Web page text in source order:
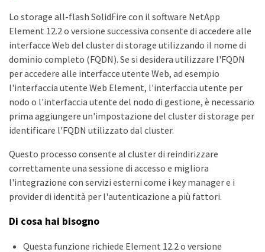
Lo storage all-flash SolidFire con il software NetApp
Element 12.2 o versione successiva consente di accedere alle
interfacce Web del cluster di storage utilizzando il nome di
dominio completo (FQDN). Se si desidera utilizzare l'FQDN
per accedere alle interfacce utente Web, ad esempio
l'interfaccia utente Web Element, l'interfaccia utente per
nodo o l'interfaccia utente del nodo di gestione, è necessario
prima aggiungere un'impostazione del cluster di storage per
identificare l'FQDN utilizzato dal cluster.
Questo processo consente al cluster di reindirizzare
correttamente una sessione di accesso e migliora
l'integrazione con servizi esterni come i key manager e i
provider di identità per l'autenticazione a più fattori.
Di cosa hai bisogno
Questa funzione richiede Element 12.2 o versione